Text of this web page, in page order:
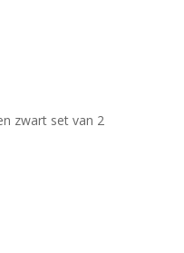
zwart set van 2